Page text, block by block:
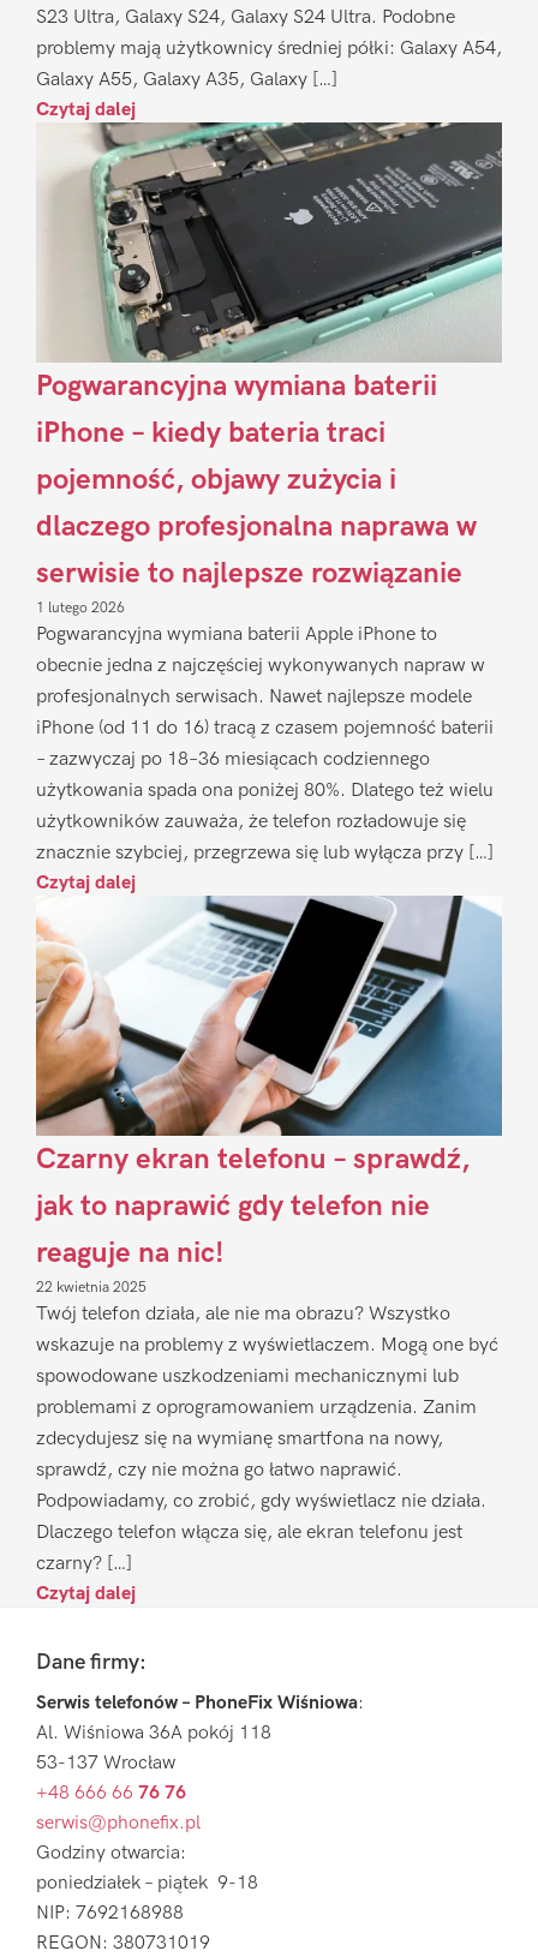
S23 Ultra, Galaxy S24, Galaxy S24 Ultra. Podobne
problemy mają użytkownicy średniej półki: Galaxy A54,
Galaxy A55, Galaxy A35, Galaxy […]
Czytaj dalej
Pogwarancyjna wymiana baterii
iPhone – kiedy bateria traci
pojemność, objawy zużycia i
dlaczego profesjonalna naprawa w
serwisie to najlepsze rozwiązanie
1 lutego 2026
Pogwarancyjna wymiana baterii Apple iPhone to
obecnie jedna z najczęściej wykonywanych napraw w
profesjonalnych serwisach. Nawet najlepsze modele
iPhone (od 11 do 16) tracą z czasem pojemność baterii
– zazwyczaj po 18–36 miesiącach codziennego
użytkowania spada ona poniżej 80%. Dlatego też wielu
użytkowników zauważa, że telefon rozładowuje się
znacznie szybciej, przegrzewa się lub wyłącza przy […]
Czytaj dalej
Czarny ekran telefonu – sprawdź,
jak to naprawić gdy telefon nie
reaguje na nic!
22 kwietnia 2025
Twój telefon działa, ale nie ma obrazu? Wszystko
wskazuje na problemy z wyświetlaczem. Mogą one być
spowodowane uszkodzeniami mechanicznymi lub
problemami z oprogramowaniem urządzenia. Zanim
zdecydujesz się na wymianę smartfona na nowy,
sprawdź, czy nie można go łatwo naprawić.
Podpowiadamy, co zrobić, gdy wyświetlacz nie działa.
Dlaczego telefon włącza się, ale ekran telefonu jest
czarny? […]
Czytaj dalej
FooterDane firmy:
Serwis telefonów – PhoneFix Wiśniowa:
Al. Wiśniowa 36A pokój 118
53-137 Wrocław
+48 666 66 76 76
serwis@phonefix.pl
Godziny otwarcia:
poniedziałek – piątek 9-18
NIP: 7692168988
REGON: 380731019